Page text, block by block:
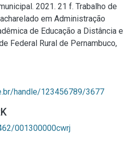
2021. 21 f. Trabalho de
em Administração
de Educação a Distância e
Federal Rural de Pernambuco,
handle/123456789/3677
001300000cwrj